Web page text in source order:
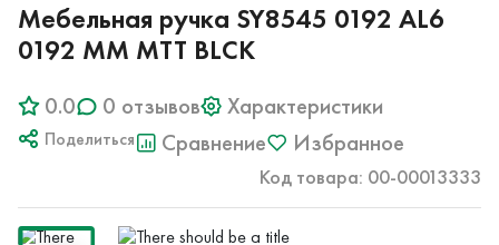
Мебельная ручка SY8545 0192 AL6
0192 MM MTT BLCK
0.0 0 отзывов Характеристики
Поделиться Сравнение Избранное
Код товара: 00-00013333